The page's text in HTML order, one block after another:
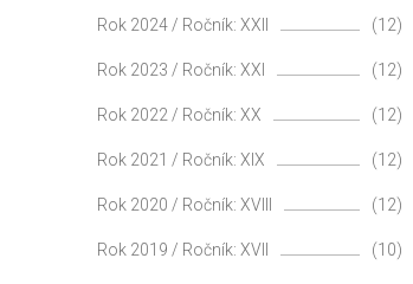
Rok 2024 / Ročník: XXII (12)
Rok 2023 / Ročník: XXI (12)
Rok 2022 / Ročník: XX (12)
Rok 2021 / Ročník: XIX (12)
Rok 2020 / Ročník: XVIII (12)
Rok 2019 / Ročník: XVII (10)